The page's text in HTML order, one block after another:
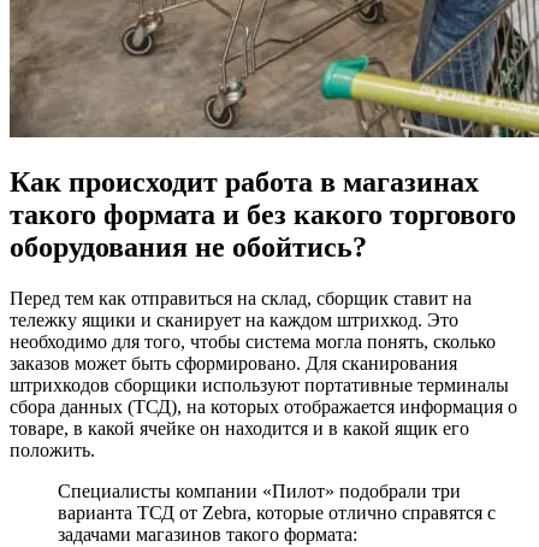
Как происходит работа в магазинах
такого формата и без какого торгового
оборудования не обойтись?
Перед тем как отправиться на склад, сборщик ставит на
тележку ящики и сканирует на каждом штрихкод. Это
необходимо для того, чтобы система могла понять, сколько
заказов может быть сформировано. Для сканирования
штрихкодов сборщики используют портативные терминалы
сбора данных (ТСД), на которых отображается информация о
товаре, в какой ячейке он находится и в какой ящик его
положить.
Специалисты компании «Пилот» подобрали три
варианта ТСД от Zebra, которые отлично справятся с
задачами магазинов такого формата: